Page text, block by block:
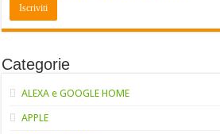
Categorie
ALEXA e GOOGLE HOME
APPLE